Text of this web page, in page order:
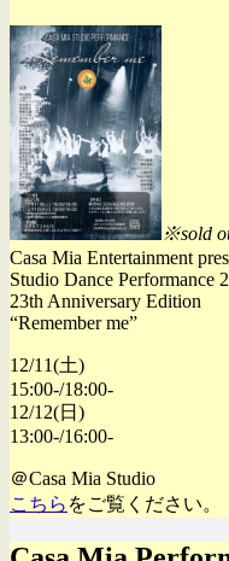
※sold
Casa Mia Entertainment
Studio Dance Performance
23th Anniversary Edition
“Remember me”
12/11(土)
15:00-/18:00-
12/12(日)
13:00-/16:00-
＠Casa Mia Studio
こちら をご覧ください。